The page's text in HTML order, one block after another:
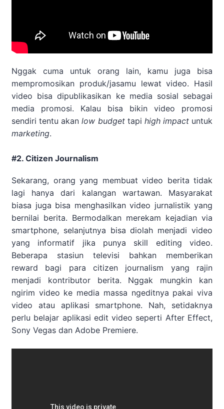
Nggak cuma untuk orang lain, kamu juga bisa
mempromosikan produk/jasamu lewat video. Hasil
video bisa dipublikasikan ke media sosial sebagai
media promosi. Kalau bisa bikin video promosi
sendiri tentu akanlow budgettapi high impactuntuk
marketing.
#2. Citizen Journalism
Sekarang, orang yang membuat video berita tidak
lagi hanya dari kalangan wartawan. Masyarakat
biasa juga bisa menghasilkan video jurnalistik yang
bernilai berita. Bermodalkan merekam kejadian via
smartphone, selanjutnya bisa diolah menjadi video
yang informatif jika punya skill editing video.
Beberapa stasiun televisi bahkan memberikan
reward bagi para citizen journalism yang rajin
menjadi kontributor berita. Nggak mungkin kan
ngirim video ke media massa ngeditnya pakai viva
video atau aplikasi smartphone. Nah, setidaknya
perlu belajar aplikasi edit video seperti After Effect,
Sony Vegas dan Adobe Premiere.